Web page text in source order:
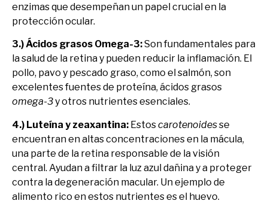
enzimas que desempeñan un papel crucial en la
protección ocular.
3.) Ácidos grasos Omega-3:Son fundamentales para
la salud de la retina y pueden reducir la inflamación. El
pollo, pavo y pescado graso, como el salmón, son
excelentes fuentes de proteína, ácidos grasos
omega-3y otros nutrientes esenciales.
4.) Luteína y zeaxantina: Estoscarotenoidesse
encuentran en altas concentraciones en la mácula,
una parte de la retina responsable de la visión
central. Ayudan a filtrar la luz azul dañina y a proteger
contra la degeneración macular. Un ejemplo de
alimento rico en estos nutrientes es el huevo.